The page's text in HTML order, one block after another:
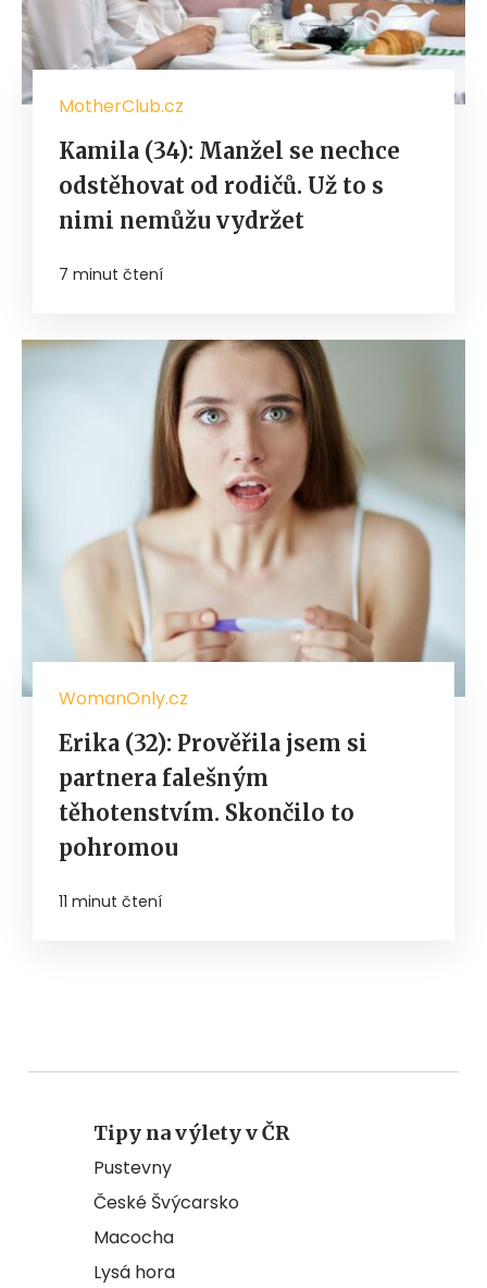
MotherClub.cz
Kamila (34): Manžel se nechce
odstěhovat od rodičů. Už to s
nimi nemůžu vydržet
7 minut čtení
WomanOnly.cz
Erika (32): Prověřila jsem si
partnera falešným
těhotenstvím. Skončilo to
pohromou
11 minut čtení
Tipy na výlety v ČR
Pustevny
České Švýcarsko
Macocha
Lysá hora